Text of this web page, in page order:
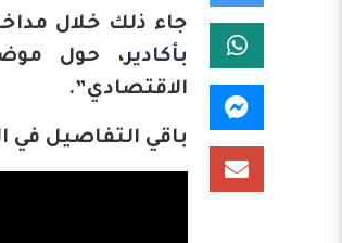
جاء ذلك خلال
بأكادير، حول
الاقتصادي”.
باقي التفاصيل في